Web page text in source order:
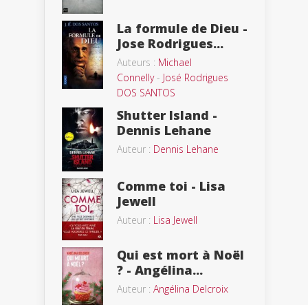
La formule de Dieu -
Jose Rodrigues...
Auteurs : Michael
Connelly- José Rodrigues
DOS SANTOS
Shutter Island -
Dennis Lehane
Auteur : Dennis Lehane
Comme toi - Lisa
Jewell
Auteur : Lisa Jewell
Qui est mort à Noël
? - Angélina...
Auteur : Angélina Delcroix